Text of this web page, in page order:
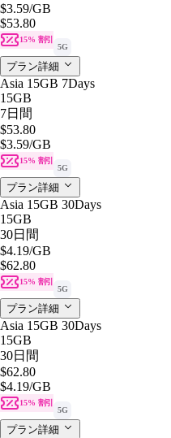
$3.59/GB
$53.80
15% 割引
5G
プラン詳細
Asia 15GB 7Days
15GB
7日間
$53.80
$3.59/GB
15% 割引
5G
プラン詳細
Asia 15GB 30Days
15GB
30日間
$4.19/GB
$62.80
15% 割引
5G
プラン詳細
Asia 15GB 30Days
15GB
30日間
$62.80
$4.19/GB
15% 割引
5G
プラン詳細